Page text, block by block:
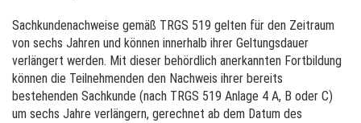
Sachkundenachweise gemäß TRGS 519 gelten für den Zeitraum
von sechs Jahren und können innerhalb ihrer Geltungsdauer
verlängert werden. Mit dieser behördlich anerkannten Fortbildung
können die Teilnehmenden den Nachweis ihrer bereits
bestehenden Sachkunde (nach TRGS 519 Anlage 4 A, B oder C)
um sechs Jahre verlängern, gerechnet ab dem Datum des